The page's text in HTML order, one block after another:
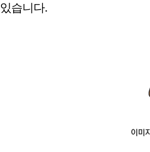
있습니다.